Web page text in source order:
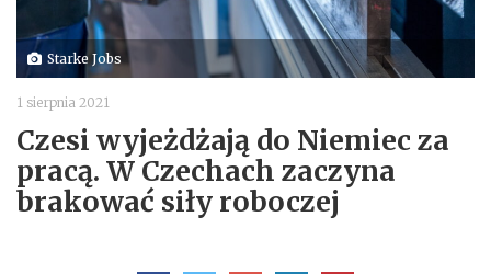
Starke Jobs
1 sierpnia 2021
Czesi wyjeżdżają do Niemiec za
pracą. W Czechach zaczyna
brakować siły roboczej